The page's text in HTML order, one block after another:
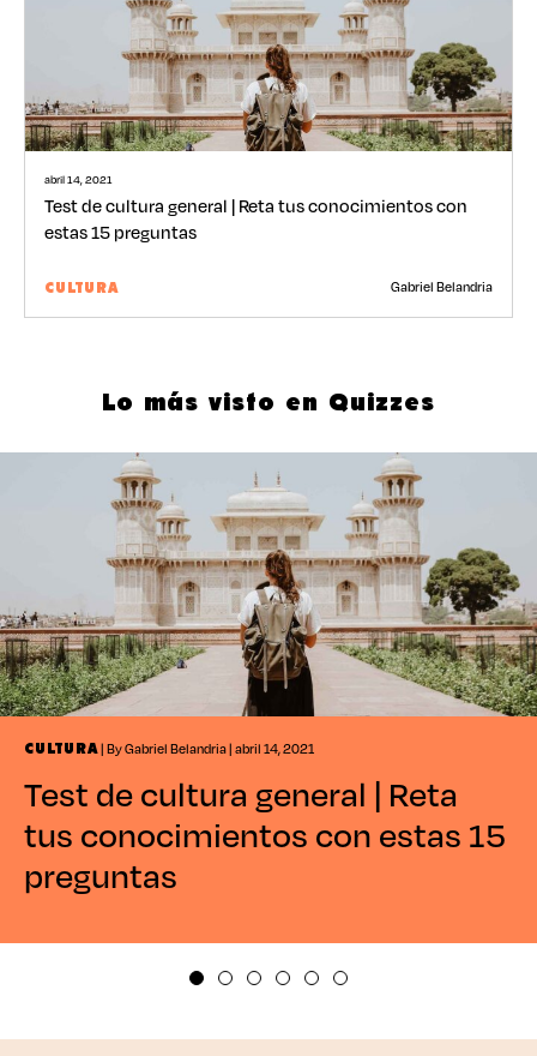
abril 14, 2021
Test de cultura general | Reta tus conocimientos con
estas 15 preguntas
CULTURA Gabriel Belandria
Lo más visto en Quizzes
OCIO| By Josean | julio 17, 2024
Quiz de comida | ¿Qué tanto
sabes de la gastronomía del
mundo?